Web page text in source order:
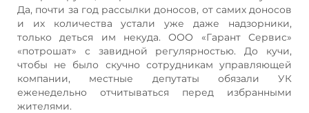
Да, почти за год рассылки доносов, от самих доносов
и их количества устали уже даже надзорники,
только деться им некуда. ООО «Гарант Сервис»
«потрошат» с завидной регулярностью. До кучи,
чтобы не было скучно сотрудникам управляющей
компании, местные депутаты обязали УК
еженедельно отчитываться перед избранными
жителями.